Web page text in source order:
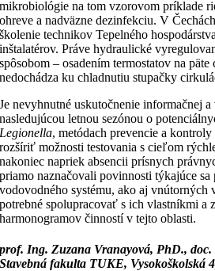
mikrobiológie na tom vzorovom príklade
ohreve a nadväzne dezinfekciu. V
školenie technikov Tepelného
inštalatérov. Práve hydraulické
spôsobom – osadením termostatov na
nedochádza ku chladnutiu stupačky
Je nevyhnutné uskutočnenie informačnej
nasledujúcou letnou sezónou o
Legionella, metódach prevencie a
rozšíriť možnosti testovania s cieľom
nakoniec napriek absencii prísnych
priamo naznačovali povinnosti týkajúce
vodovodného systému, ako aj vnútorných
potrebné spolupracovať s ich vlastníkmi a
harmonogramov činností v tejto oblasti.
prof. Ing. Zuzana Vranayová, PhD.,
Stavebná fakulta TUKE, Vysokoškolská